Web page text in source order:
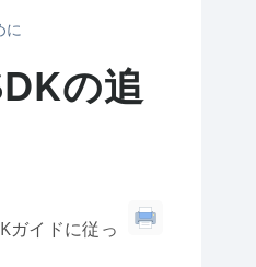
に
の追
ガイドに従っ